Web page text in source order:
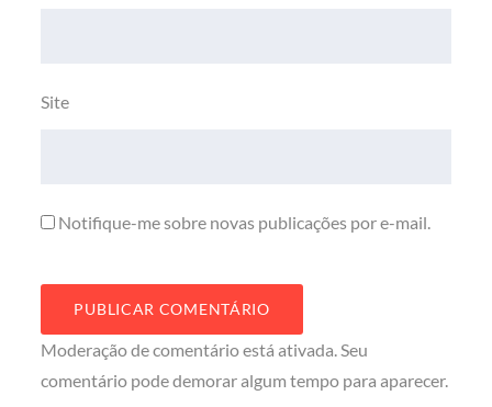
Site
Notifique-me sobre novas publicações por e-mail.
Moderação de comentário está ativada. Seu
comentário pode demorar algum tempo para aparecer.